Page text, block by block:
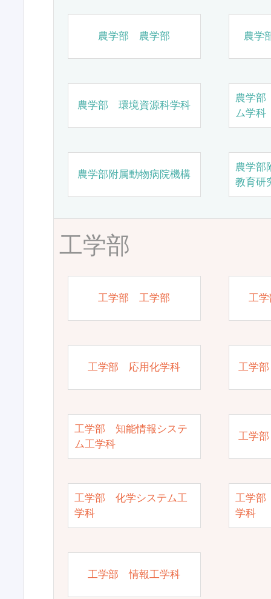
農学部 農学部 農学
農学部 環境資源科学科
農学
ム学科
農学部附属動物病院機構
農学部
教育研
工学部
工学部 工学部 工
工学部 応用化学科 工学
工学部 知能情報システ
ム工学科
工学
工学部 化学システム工
学科
工学部
学科
工学部 情報工学科